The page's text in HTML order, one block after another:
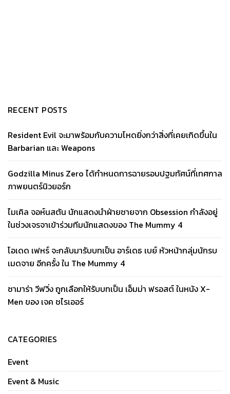
RECENT POSTS
Resident Evil จะมาพร้อมกับความโหดยิ่งกว่าสิ่งที่เคยเกิดขึ้นใน
Barbarian และ Weapons
Godzilla Minus Zero ได้กำหนดการฉายรอบปฐมทัศน์ที่เทศกาล
ภาพยนตร์นิวยอร์ก
ไมเคิล จอห์นสตัน นักแสดงนำฝ่ายชายจาก Obsession กำลังอยู่
ในช่วงเจรจาเข้าร่วมทีมนักแสดงของ The Mummy 4
โอเดด เฟหร์ จะกลับมารับบทเป็น อาร์เดธ เบย์ หัวหน้ากลุ่มนักรบ
เมดจาย อีกครั้ง ใน The Mummy 4
ซามาร่า วีฟวิ่ง ถูกเลือกให้รับบทเป็น เอ็มม่า ฟรอสต์ ในหนัง X-
Men ของ เจค ชไรเออร์
CATEGORIES
Event
Event & Music